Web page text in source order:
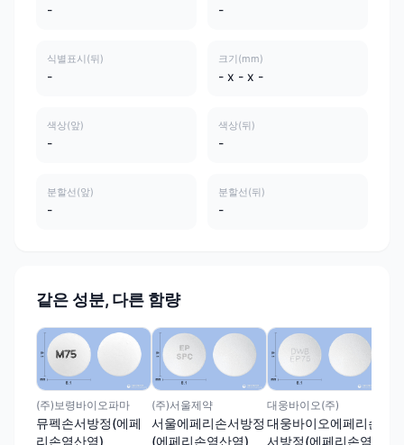
- -
식별표시(뒤)
-
크기(mm)
- x - x -
색상(앞)
-
색상(뒤)
-
분할선(앞)
-
분할선(뒤)
-
같은 성분, 다른 함량
(주)보령바이오파마
뮤펙손서방정(에페
리손염산염)
(주)서울제약
서울에페리손서방정
(에페리손염산염)
대웅바이오(주)
대웅바이오에페리손
서방정(에페리손염